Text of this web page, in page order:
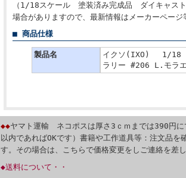
（1/18スケール 塗装済み完成品 ダイキャス
場合がありますので、最新情報はメーカーページ
■ 商品仕様
製品名
イクソ(IXO) 1/18 ト
ラリー #206 L.モラエ
◆◆ヤマト運輸 ネコポスは厚さ3ｃｍまでは390円に
以内であればOKです）書籍や工作道具等：注文品
す。その場合は、こちらで価格変更をしご連絡を
◆送料について・・